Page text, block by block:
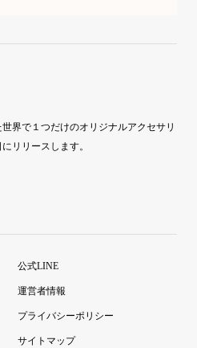
界で１つだけのオリジナルアクセサリ
リリースします。
公式LINE
運営者情報
プライバシーポリシー
サイトマップ